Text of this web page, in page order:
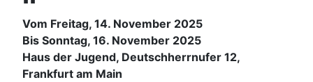
Vom Freitag, 14. November 2025
Bis Sonntag, 16. November 2025
Haus der Jugend, Deutschherrnufer 12,
Frankfurt am Main